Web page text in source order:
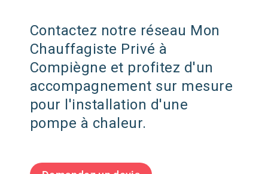
Contactez notre réseau Mon
Chauffagiste Privé à
Compiègne et profitez d'un
accompagnement sur mesure
pour l'installation d'une
pompe à chaleur.